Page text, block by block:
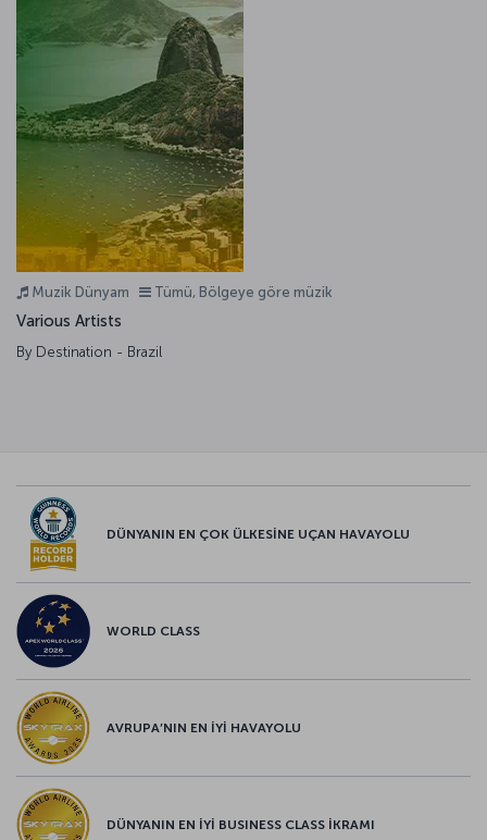
Muzik Dünyam Tümü, Bölgeye göre müzik
Various Artists
By Destination - Brazil
DÜNYANIN EN ÇOK ÜLKESİNE UÇAN HAVAYOLU
WORLD CLASS
AVRUPA’NIN EN İYİ HAVAYOLU
DÜNYANIN EN İYİ BUSINESS CLASS İKRAMI